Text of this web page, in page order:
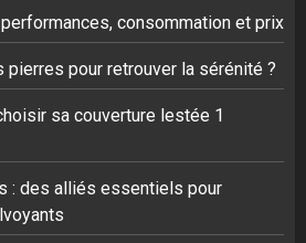
consommation et prix
pierres pour retrouver la sérénité ?
sa couverture lestée 1
: des alliés essentiels pour